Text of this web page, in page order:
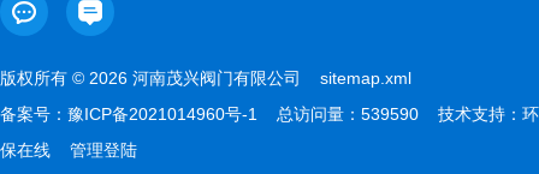
版权所有 © 2026 河南茂兴阀门有限公司 sitemap.xml
备案号： 豫ICP备2021014960号-1 总访问量：539590 技术支持： 环
保在线
管理登陆